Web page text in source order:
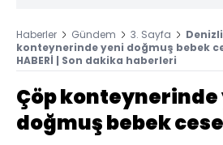
Haberler Gündem 3. Sayfa
konteynerinde yeni doğmuş bebek
HABERİ | Son dakika haberleri
Çöp konteynerinde
doğmuş bebek